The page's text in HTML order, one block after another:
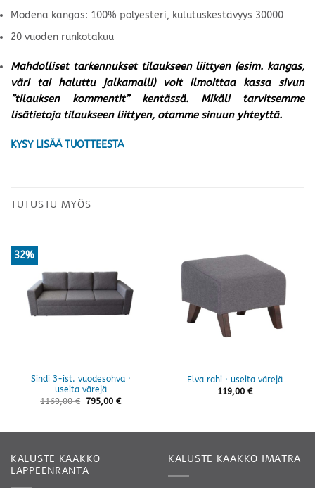
Modena kangas: 100% polyesteri, kulutuskestävyys 30000
20 vuoden runkotakuu
Mahdolliset tarkennukset tilaukseen liittyen (esim. kangas,
väri tai haluttu jalkamalli) voit ilmoittaa kassa sivun
”tilauksen kommentit” kentässä. Mikäli tarvitsemme
lisätietoja tilaukseen liittyen, otamme sinuun yhteyttä.
KYSY LISÄÄ TUOTTEESTA
TUTUSTU MYÖS
32%
Sindi 3-ist. vuodesohva ·
useita värejä
1169,00€ 795,00 €
Elva rahi · useita värejä
119,00 €
KALUSTE KAAKKO
LAPPEENRANTA
KALUSTE KAAKKO IMATRA